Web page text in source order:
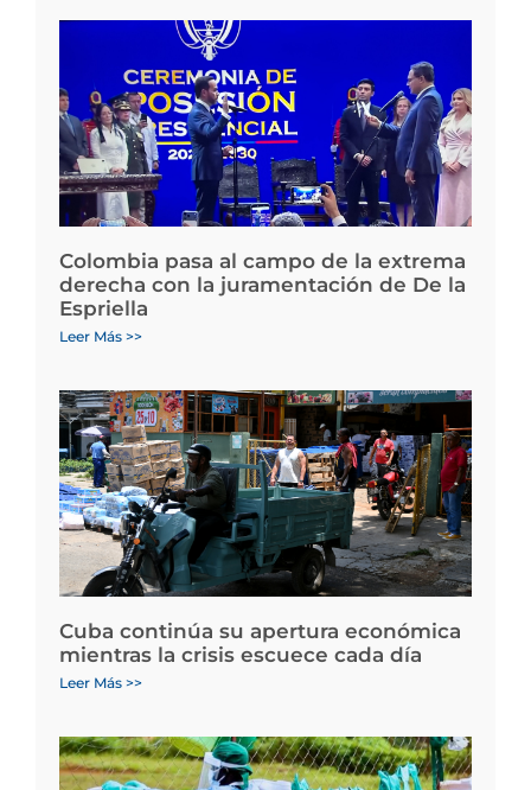
Colombia pasa al campo de la extrema
derecha con la juramentación de De la
Espriella
Leer Más >>
Cuba continúa su apertura económica
mientras la crisis escuece cada día
Leer Más >>